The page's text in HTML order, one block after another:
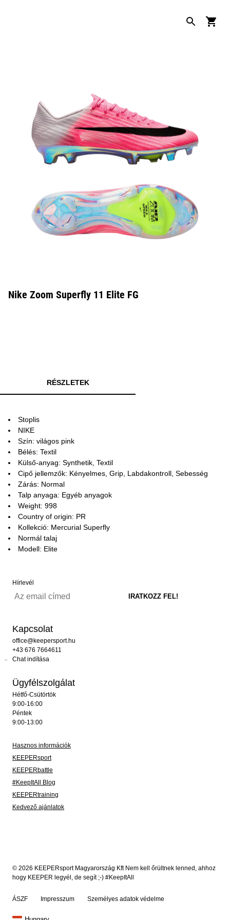
Nike Zoom Superfly 11 Elite FG
RÉSZLETEK
Stoplis
NIKE
Szín: világos pink
Bélés: Textil
Külső-anyag: Synthetik, Textil
Cipő jellemzők: Kényelmes, Grip, Labdakontroll, Sebesség
Zárás: Normal
Talp anyaga: Egyéb anyagok
Weight: 998
Country of origin: PR
Kollekció: Mercurial Superfly
Normál talaj
Modell: Elite
Hírlevél
Kapcsolat
office@keepersport.hu
+43 676 7664611
Chat indítása
Ügyfélszolgálat
Hétfő-Csütörtök
9:00-16:00
Péntek
9:00-13:00
Hasznos információk
KEEPERsport
KEEPERbattle
#KeepItAll Blog
KEEPERtraining
Kedvező ajánlatok
© 2026 KEEPERsport Magyarország Kft Nem kell őrültnek lenned, ahhoz
hogy KEEPER legyél, de segít ;-) #KeepItAll
ÁSZF Impresszum Személyes adatok védelme